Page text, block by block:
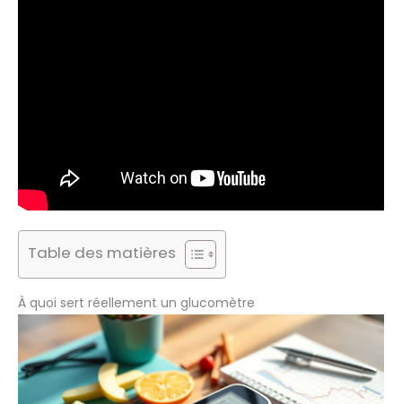
Table des matières
À quoi sert réellement un glucomètre